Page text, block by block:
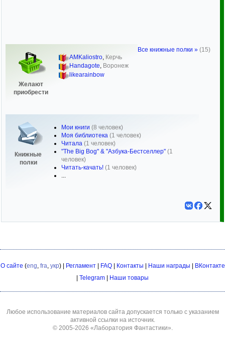
Желают
приобрести
AMKaliostro, Керчь
Handagote, Воронеж
likearainbow
Книжные
полки
Мои книги (8 человек)
Моя библиотека (1 человек)
Читала (1 человек)
"The Big Bog" & "Азбука-Бестселлер" (1
человек)
Читать-качать! (1 человек)
...
Все книжные полки » (15)
О сайте (eng, fra, укр) | Регламент| FAQ| Контакты Наши награды
ВКонтакте
Telegram Наши товары
Любое использование материалов сайта допускается только с указанием
активной ссылки на источник.
© 2005-2026 «Лаборатория Фантастики».